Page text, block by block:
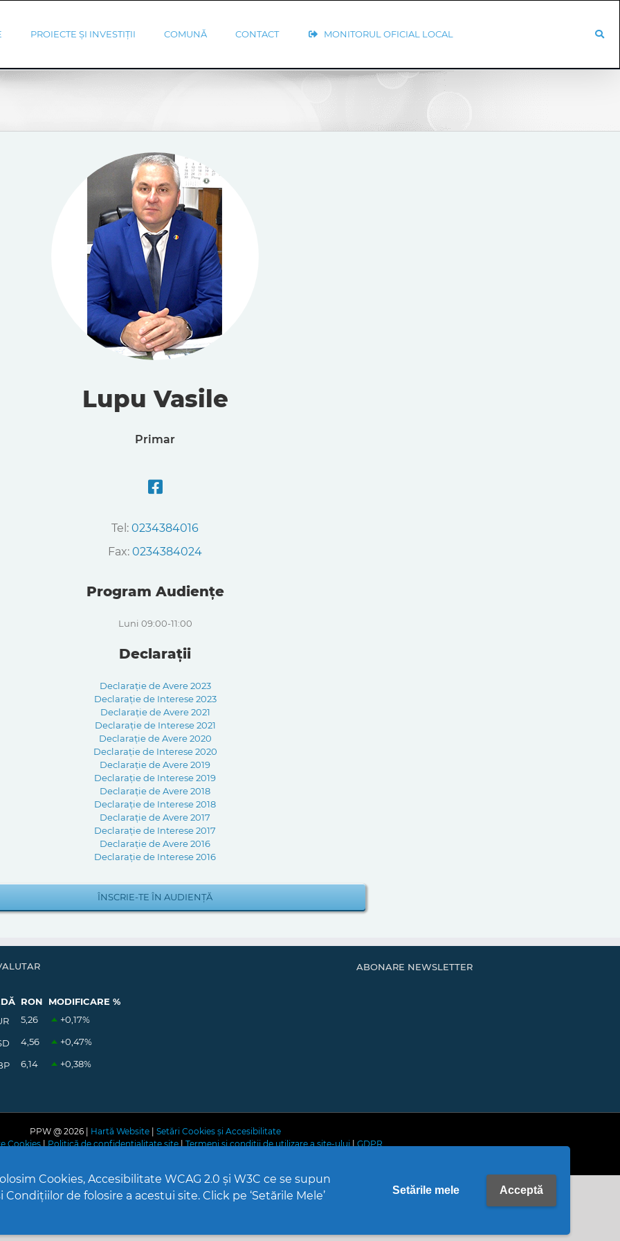
Cookies, Accesibilitate WCAG 2.0 și W3C ce se supun
de folosire a acestui site. Click pe ‘Setările Mele’
Setările mele Acceptă
PROIECTE ȘI INVESTIȚII COMUNĂ CONTACT MONITORUL OFICIAL LOCAL
Lupu Vasile
Primar
Tel: 0234384016
Fax: 0234384024
Program Audiențe
Luni 09:00-11:00
Declarații
Declarație de Avere 2023
Declarație de Interese 2023
Declarație de Avere 2021
Declarație de Interese 2021
Declarație de Avere 2020
Declarație de Interese 2020
Declarație de Avere 2019
Declarație de Interese 2019
Declarație de Avere 2018
Declarație de Interese 2018
Declarație de Avere 2017
Declarație de Interese 2017
Declarație de Avere 2016
Declarație de Interese 2016
ÎNSCRIE-TE ÎN AUDIENȚĂ
RON
MODIFICARE %
5,26 +0,17%
4,56 +0,47%
6,14 +0,38%
ABONARE NEWSLETTER
PPW @ 2026 | Hartă Website| Setări Cookies și Accesibilitate
Cookies | Politică de confidențialitate site | Termeni și condiții de utilizare a site-ului | GDPR